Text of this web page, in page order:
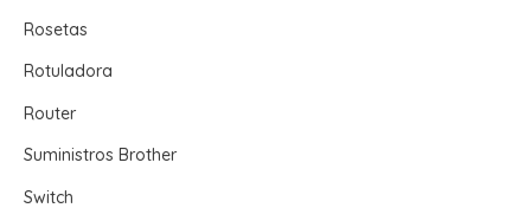
Rosetas
Rotuladora
Router
Suministros Brother
Switch